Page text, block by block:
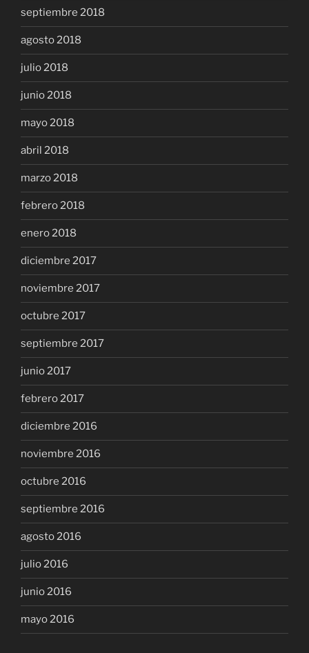
septiembre 2018
agosto 2018
julio 2018
junio 2018
mayo 2018
abril 2018
marzo 2018
febrero 2018
enero 2018
diciembre 2017
noviembre 2017
octubre 2017
septiembre 2017
junio 2017
febrero 2017
diciembre 2016
noviembre 2016
octubre 2016
septiembre 2016
agosto 2016
julio 2016
junio 2016
mayo 2016